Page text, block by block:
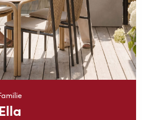
Ella